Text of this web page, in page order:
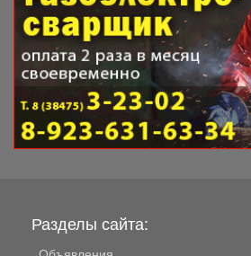
Разделы сайта: